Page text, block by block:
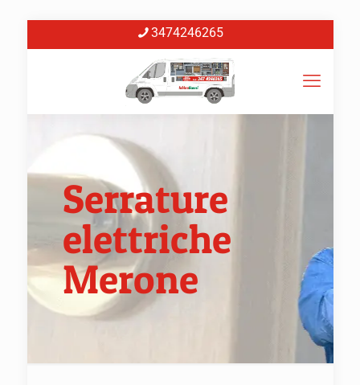
3474246265
Serrature
elettriche
Merone